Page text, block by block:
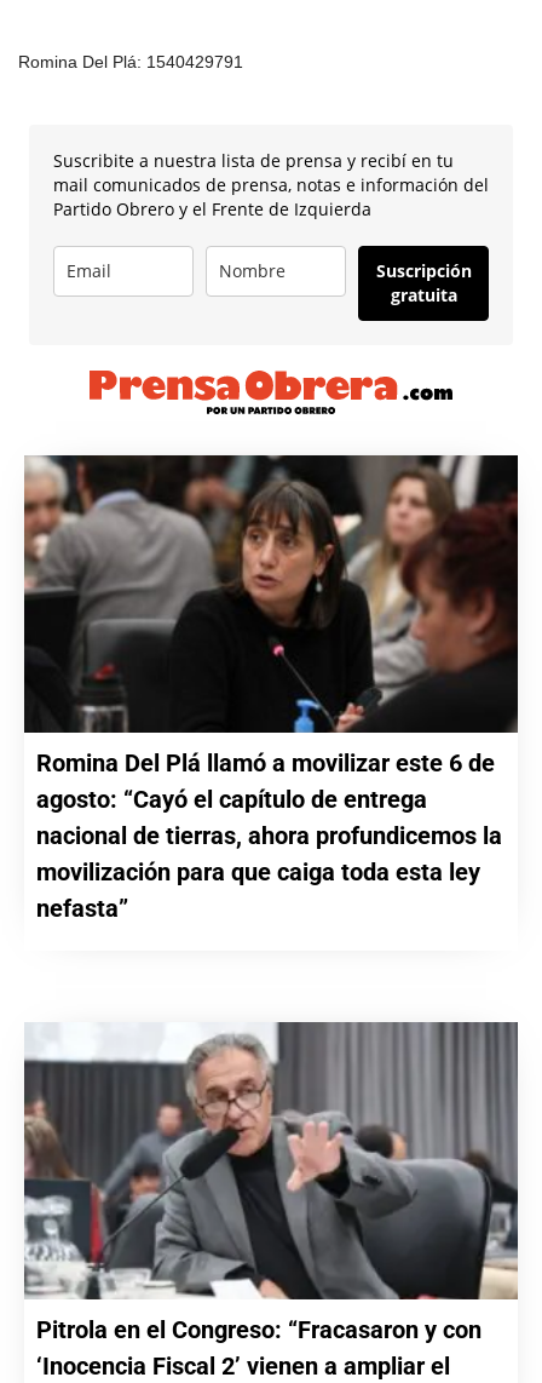
Romina Del Plá: 1540429791
Suscribite a nuestra lista de prensa y recibí en tu
mail comunicados de prensa, notas e información del
Partido Obrero y el Frente de Izquierda
Suscripción
gratuita
Romina Del Plá llamó a movilizar este 6 de
agosto: “Cayó el capítulo de entrega
nacional de tierras, ahora profundicemos la
movilización para que caiga toda esta ley
nefasta”
Pitrola en el Congreso: “Fracasaron y con
‘Inocencia Fiscal 2’ vienen a ampliar el